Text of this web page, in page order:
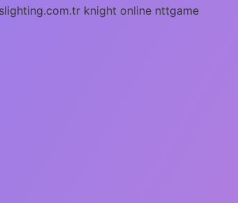
knight online nttgame